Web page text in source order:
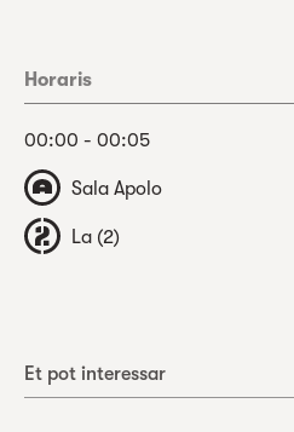
Horaris
00:00 - 00:05
Sala Apolo
La (2)
Et pot interessar